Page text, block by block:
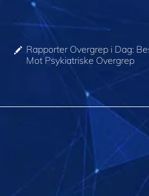
Rapporter Overgrep i Dag:
Mot Psykiatriske Overgrep